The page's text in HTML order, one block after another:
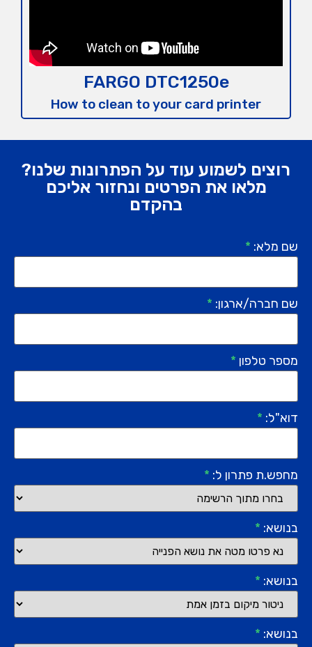
FARGO DTC1250e
How to clean to your card printer​
רוצים לשמוע עוד על הפתרונות שלנו?
מלאו את הפרטים ונחזור אליכם
בהקדם
שם מלא: *
שם חברה/ארגון: *
מספר טלפון *
דוא"ל: *
מחפש.ת פתרון ל: *
בנושא: *
בנושא: *
בנושא: *